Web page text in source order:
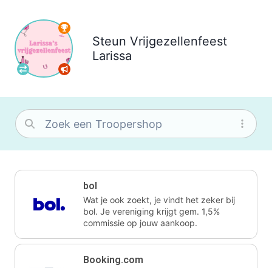
Steun Vrijgezellenfeest
Larissa
bol
Wat je ook zoekt, je vindt het zeker bij
bol. Je vereniging krijgt gem. 1,5%
commissie op jouw aankoop.
Booking.com